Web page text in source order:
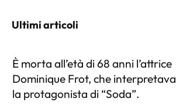
Ultimi articoli
È morta all’età di 68 anni l’attrice
Dominique Frot, che interpretava
la protagonista di “Soda”.